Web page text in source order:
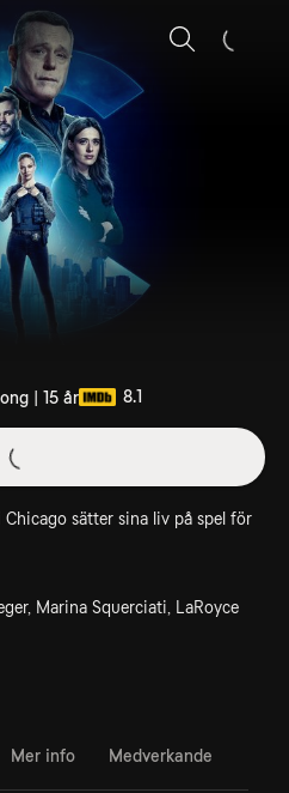
Sök
| 15 år 8.1
sätter sina liv på spel för
Marina Squerciati, LaRoyce
Mer info Medverkande